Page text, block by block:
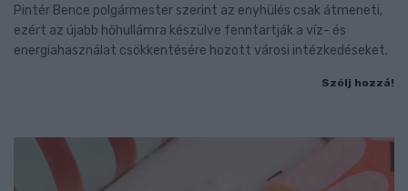
Pintér Bence polgármester szerint az enyhülés csak átmeneti,
ezért az újabb hőhullámra készülve fenntartják a víz- és
energiahasználat csökkentésére hozott városi intézkedéseket.
Szólj hozzá!